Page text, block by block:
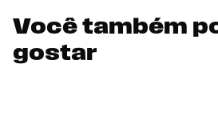
Você também
gostar